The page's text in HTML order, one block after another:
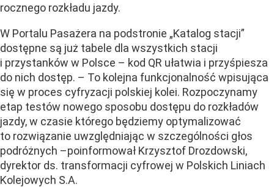
rocznego rozkładu jazdy.
W Portalu Pasażera na podstronie „Katalog stacji”
dostępne są już tabele dla wszystkich stacji
i przystanków w Polsce – kod QR ułatwia i przyśpiesza
do nich dostęp. – To kolejna funkcjonalność wpisująca
się w proces cyfryzacji polskiej kolei. Rozpoczynamy
etap testów nowego sposobu dostępu do rozkładów
jazdy, w czasie którego będziemy optymalizować
to rozwiązanie uwzględniając w szczególności głos
podróżnych –poinformował Krzysztof Drozdowski,
dyrektor ds. transformacji cyfrowej w Polskich Liniach
Kolejowych S.A.